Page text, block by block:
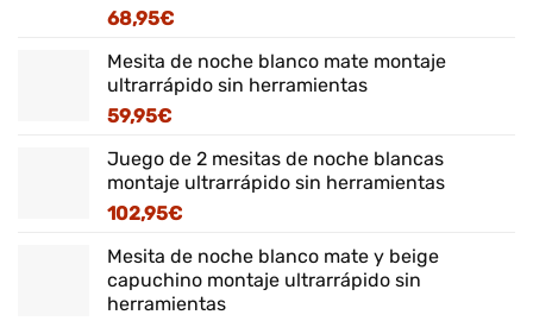
68,95€
Mesita de noche blanco mate montaje
ultrarrápido sin herramientas
59,95€
Juego de 2 mesitas de noche blancas
montaje ultrarrápido sin herramientas
102,95€
Mesita de noche blanco mate y beige
capuchino montaje ultrarrápido sin
herramientas